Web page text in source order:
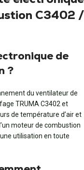
C3402 /
de
?
du ventilateur de
TRUMA C3402 et
de température d’air et
moteur de combustion
utilisation en toute